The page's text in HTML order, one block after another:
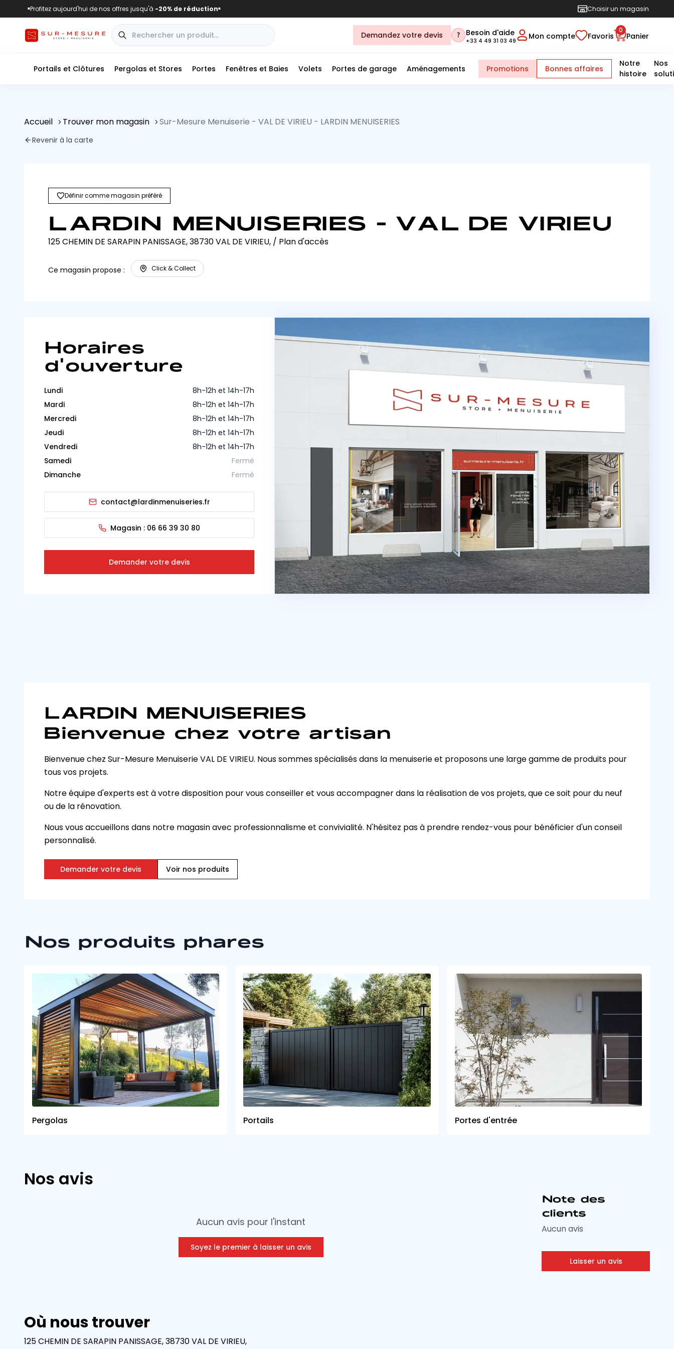
■Profitez aujourd'hui de nos offres jusqu'à -20% de réduction■ Choisir un magasin
Demandez votre devis Besoin d'aide
+33 4 49 31 03 49 Mon compte Favoris
0
Panier
Portails et Clôtures Pergolas et Stores Portes Fenêtres et Baies Volets Portes de garage Aménagements Promotions Bonnes affaires
Notre
histoire
Nos
Accueil Trouver mon magasin Sur-Mesure Menuiserie - VAL DE VIRIEU - LARDIN MENUISERIES
Revenir à la carte
Définir comme magasin préféré
LARDIN MENUISERIES - VAL DE VIRIEU
125 CHEMIN DE SARAPIN PANISSAGE, 38730 VAL DE VIRIEU, / Plan d'accès
Ce magasin propose : Click & Collect
Horaires
d'ouverture
Lundi
8h-12h et 14h-17h
Mardi
8h-12h et 14h-17h
Mercredi
8h-12h et 14h-17h
Jeudi
8h-12h et 14h-17h
Vendredi
8h-12h et 14h-17h
Samedi
Fermé
Dimanche
Fermé
contact@lardinmenuiseries.fr
Magasin : 06 66 39 30 80
Demander votre devis
LARDIN MENUISERIES
Bienvenue chez votre artisan
Bienvenue chez Sur-Mesure Menuiserie VAL DE VIRIEU. Nous sommes spécialisés dans la menuiserie et proposons une large gamme de produits pour
tous vos projets.
Notre équipe d'experts est à votre disposition pour vous conseiller et vous accompagner dans la réalisation de vos projets, que ce soit pour du neuf
ou de la rénovation.
Nous vous accueillons dans notre magasin avec professionnalisme et convivialité. N'hésitez pas à prendre rendez-vous pour bénéficier d'un conseil
personnalisé.
Demander votre devis Voir nos produits
Nos produits phares
Pergolas Portails Portes d'entrée
Nos avis
Aucun avis pour l'instant
Soyez le premier à laisser un avis
Note des
clients
Aucun avis
Laisser un avis
Où nous trouver
125 CHEMIN DE SARAPIN PANISSAGE, 38730 VAL DE VIRIEU,